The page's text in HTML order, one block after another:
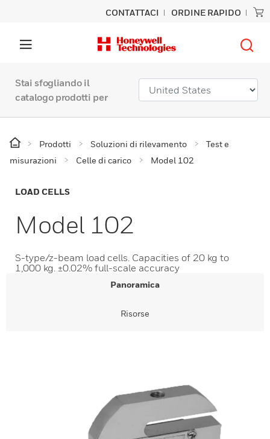
CONTATTACI ORDINE RAPIDO
Stai sfogliando il
catalogo prodotti per
Prodotti Soluzioni di rilevamento
Test e
misurazioni
Celle di carico Model 102
LOAD CELLS
Model 102
S-type/z-beam load cells. Capacities of 20 kg to
1,000 kg. ±0.02% full-scale accuracy
Panoramica
Risorse